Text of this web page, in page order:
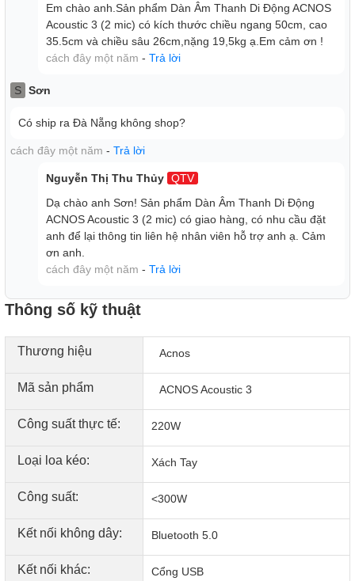
sang trọng chỉ cần Nhấn giữ để Bật/Tắtchức năng chống hú
hoặc Nhấp 2-lần để Bật/Tắt chức năng nâng tiếng nhạc
(music ENHANCER)
ACNOS ACOUSTIC 3 sử dụng pin LFP. Pin LFP là từ viết
tắt của Lithium Ferrous Phosphate (LiFePO4) là loại Lithium
rất ổn định dù dung lượng pin dưới 50%, thậm chí khi pin
đang trong tình trạng yếu thì cũng không ảnh hưởng đến
Pin LFP sở hữu nhiều ưu điểm vượt trội hơn hẳn so với
những dòng pin kiểu cũ (pin Lithium ion và ắc quy acid chì
truyền thống):
Pin LFP có khả năng lưu trữ dung lượng điện cao.
400 lần sạc/xả, pin Lithium ion là 1000 lần sạc/xả thì pin
LFP lên tới hơn 2000 lần sạc/xả mà dung lượng vẫn còn
tới 70%.
Tỷ lệ hao hụt khi không sử dụng của pin LFP chỉ khoảng
Em chào anh.Sản phẩm Dàn Âm Thanh Di Động ACNOS
Acoustic 3 (2 mic) có kích thước chiều ngang 50cm, cao
35.5cm và chiều sâu 26cm,nặng 19,5kg ạ.Em cảm ơn !
cách đây một năm - Trả lời
S Sơn
Có ship ra Đà Nẵng không shop?
cách đây một năm - Trả lời
Nguyễn Thị Thu Thủy QTV
Dạ chào anh Sơn! Sản phẩm Dàn Âm Thanh Di Động
ACNOS Acoustic 3 (2 mic) có giao hàng, có nhu cầu đặt
anh để lại thông tin liên hệ nhân viên hỗ trợ anh ạ. Cảm
ơn anh.
cách đây một năm - Trả lời
Thông số kỹ thuật
Thương hiệu Acnos
Mã sản phẩm ACNOS Acoustic 3
Công suất thực tế: 220W
Loại loa kéo: Xách Tay
Công suất: <300W
Kết nối không dây: Bluetooth 5.0
Kết nối khác:
Cổng USB